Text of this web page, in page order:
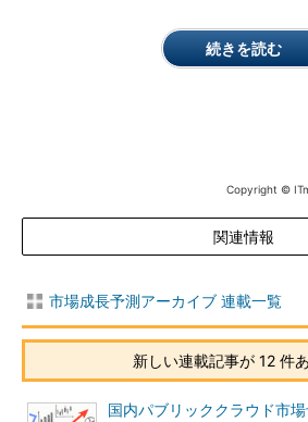
続きを読む
Copyright ©
関連情報
市場成長予測アーカイブ 連載一覧
新しい連載記事が 12 件
国内パブリッククラウド市場